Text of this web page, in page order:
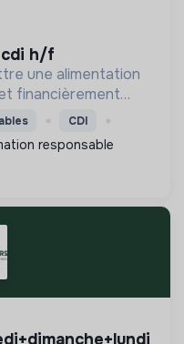
cdi h/f
une alimentation
financièrement
CDI
responsable